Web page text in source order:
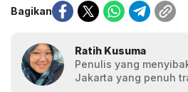
Bagikan
Ratih Kusuma
Penulis yang
Jakarta yang penuh